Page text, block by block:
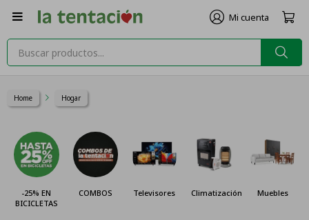

Home Hogar
-25% EN
BICICLETAS
COMBOS Televisores Climatización Muebles